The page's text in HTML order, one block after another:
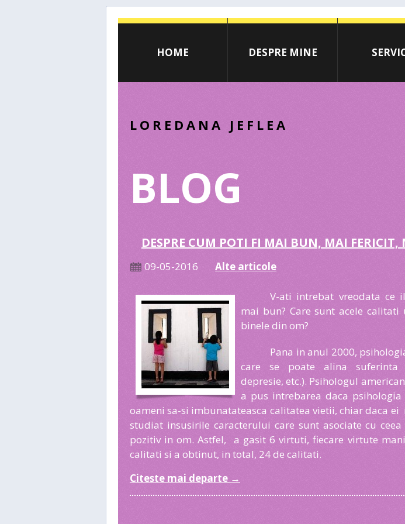
HOME DESPRE MINE
LOREDANA JEFLEA
BLOG
DESPRE CUM POTI FI MAI BUN, MAI
09-05-2016 Alte articole
V-ati intrebat vreodata ce
mai bun? Care sunt acele calitati
binele din om?
Pana in anul 2000,
care se poate alina suferinta
depresie, etc.). Psihologul
a pus intrebarea daca
oameni sa-si imbunatateasca calitatea vietii, chiar daca ei
studiat insusirile caracterului care sunt asociate cu
pozitiv in om. Astfel, a gasit 6 virtuti, fiecare virtute
calitati si a obtinut, in total, 24 de calitati.
Citeste mai departe →